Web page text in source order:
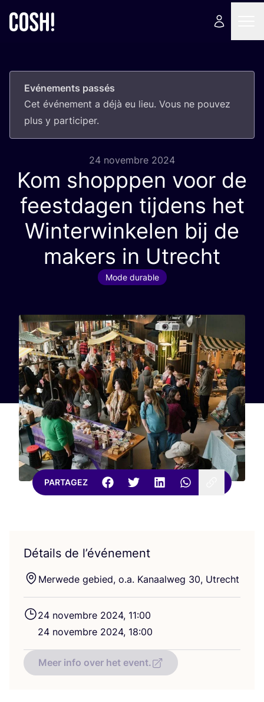
Evénements passés
Cet évé­ne­ment a déjà eu lieu. Vous ne pou­vez
plus y participer.
24 novembre 2024
Kom shopppen voor de
feestdagen tijdens het
Winterwinkelen bij de
makers in Utrecht
Mode durable
PARTAGEZ
Détails de l’événement
Mer­wede gebied, o.a. Kanaal­weg 30, Utrecht
24 novembre 2024, 11:00
24 novembre 2024, 18:00
Meer info over het event.